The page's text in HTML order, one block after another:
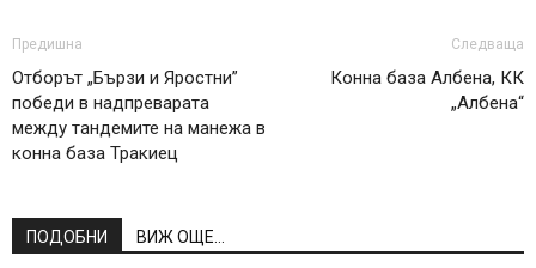
Предишна
Отборът „Бързи и Яростни”
победи в надпреварата
между тандемите на манежа в
конна база Тракиец
Следваща
Конна база Албена, КК
„Албена“
ПОДОБНИ ВИЖ ОЩЕ...